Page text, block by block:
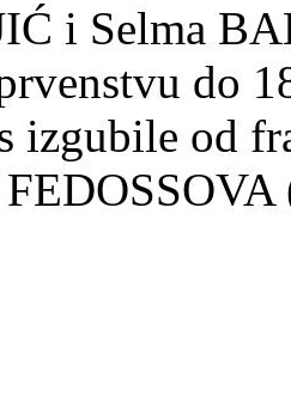
i Selma
do
izgubile od